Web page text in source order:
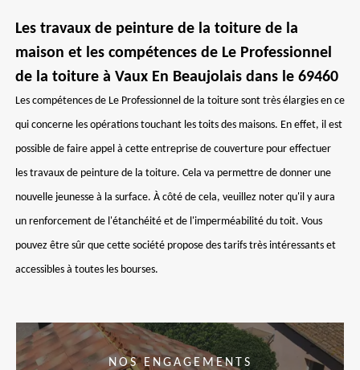
Les travaux de peinture de la toiture de la
maison et les compétences de Le Professionnel
de la toiture à Vaux En Beaujolais dans le 69460
Les compétences de Le Professionnel de la toiture sont très élargies en ce
qui concerne les opérations touchant les toits des maisons. En effet, il est
possible de faire appel à cette entreprise de couverture pour effectuer
les travaux de peinture de la toiture. Cela va permettre de donner une
nouvelle jeunesse à la surface. À côté de cela, veuillez noter qu'il y aura
un renforcement de l'étanchéité et de l'imperméabilité du toit. Vous
pouvez être sûr que cette société propose des tarifs très intéressants et
accessibles à toutes les bourses.
NOS ENGAGEMENTS